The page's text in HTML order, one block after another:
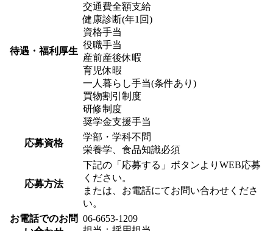
待遇・福利厚生
交通費全額支給
健康診断(年1回)
資格手当
役職手当
産前産後休暇
育児休暇
一人暮らし手当(条件あり)
買物割引制度
研修制度
奨学金支援手当
応募資格
学部・学科不問
栄養学、食品知識必須
応募方法
下記の「応募する」ボタンよりWEB応募
ください。
または、お電話にてお問い合わせくださ
い。
お電話でのお問 06-6653-1209